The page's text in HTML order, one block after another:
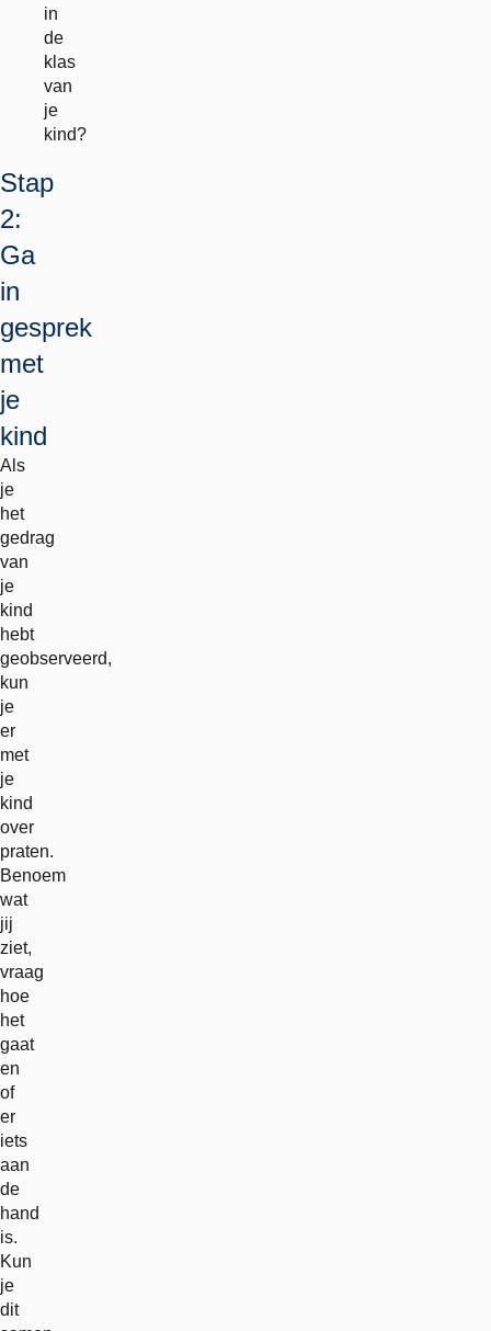
in
de
klas
van
je
kind?
Stap
2:
Ga
in
gesprek
met
je
kind
Als
je
het
gedrag
van
je
kind
hebt
geobserveerd,
kun
je
er
met
je
kind
over
praten.
Benoem
wat
jij
ziet,
vraag
hoe
het
gaat
en
of
er
iets
aan
de
hand
is.
Kun
je
dit